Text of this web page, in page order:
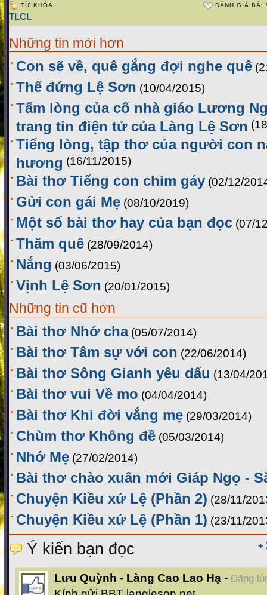
TỪ KHÓA:
TLCL
ĐÁNH GIÁ BÀI
Những tin mới hơn
Con sẽ về, quê gắng đợi nghe quê
Thế đứng Lệ Sơn (10/04/2015)
Tấm lòng của cố nhà giáo Lương
trang tin điện tử của Làng Lệ Sơn
Tiếng lòng, tập thơ của người con
hương (16/11/2015)
Bài thơ Tiếng con chim gáy (02/12/
Gửi con gái Mẹ (08/10/2019)
Một số bài thơ hay của bạn đọc (07/
Thăm quê (28/09/2014)
Nắng (03/06/2015)
Vịnh Lệ Sơn (20/01/2015)
Những tin cũ hơn
Bài thơ Nhớ cha (05/07/2014)
Bài thơ Tâm sự với con (22/06/2014)
Bài thơ Sông Gianh yêu dấu (13/04/
Bài thơ vui Về mo (04/04/2014)
Bài thơ Khi đời vắng mẹ (29/03/2014)
Chùm thơ Không đề (05/03/2014)
Nhớ Mẹ (27/02/2014)
Bài thơ chào xuân mới Giáp Ngọ -
Chuyện Kiều xứ Lệ (Phần 2) (28/11/
Chuyện Kiều xứ Lệ (Phần 1) (23/11/
+
Ý kiến bạn đọc
Lưu Quỳnh - Làng Cao Lao Hạ - Đăng